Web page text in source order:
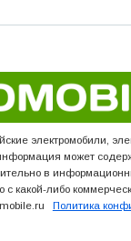
электромобили,
может
в
с какой-либо
Политика